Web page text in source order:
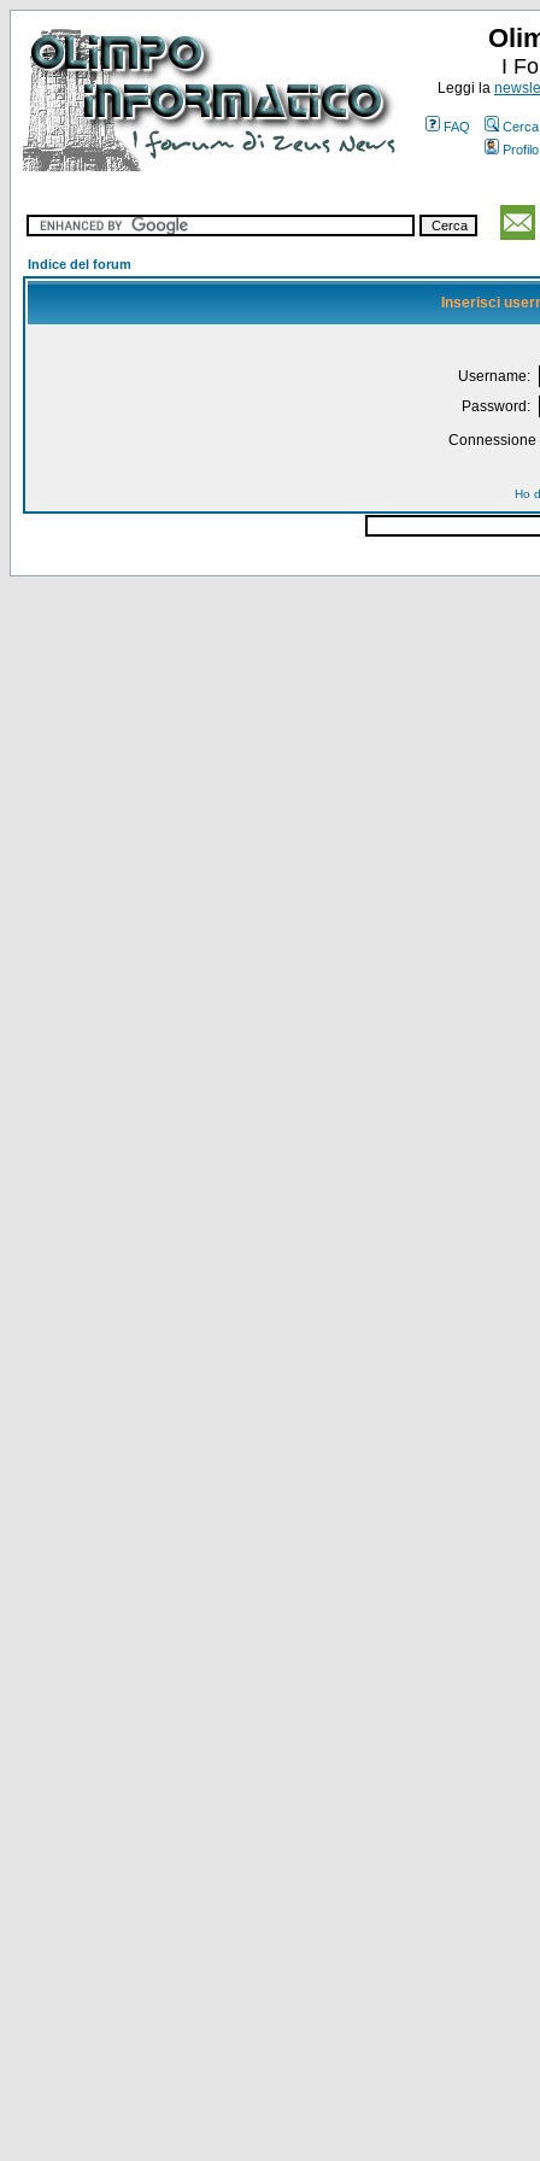
I
Leggi la
FAQ
Cerca
Profilo
Indice del forum
Inserisci
Username:
Password:
Ho